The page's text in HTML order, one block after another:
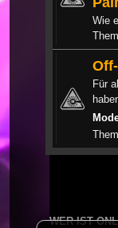
Wie
Für
WER IST